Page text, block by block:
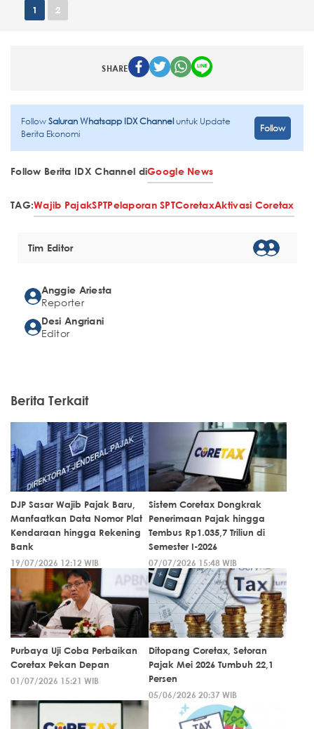
1 2
SHARE
FollowSaluran Whatsapp IDX Channeluntuk Update
Berita Ekonomi
Follow
Follow Berita IDX Channel diGoogle News
TAG:Wajib PajakSPTPelaporan SPTCoretaxAktivasi Coretax
Tim Editor
Anggie Ariesta
Reporter
Desi Angriani
Editor
Berita Terkait
DJP Sasar Wajib Pajak Baru,
Manfaatkan Data Nomor Plat
Kendaraan hingga Rekening
Bank
19/07/2026 12:12 WIB
Sistem Coretax Dongkrak
Penerimaan Pajak hingga
Tembus Rp1.035,7 Triliun di
Semester I-2026
07/07/2026 15:48 WIB
Purbaya Uji Coba Perbaikan
Coretax Pekan Depan
01/07/2026 15:21 WIB
Ditopang Coretax, Setoran
Pajak Mei 2026 Tumbuh 22,1
Persen
05/06/2026 20:37 WIB